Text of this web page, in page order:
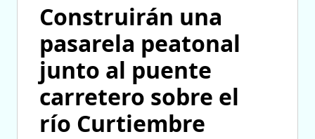
Construirán una
pasarela peatonal
junto al puente
carretero sobre el
río Curtiembre